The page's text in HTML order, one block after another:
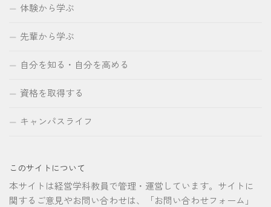
体験から学ぶ
先輩から学ぶ
自分を知る・自分を高める
資格を取得する
キャンパスライフ
このサイトについて
本サイトは経営学科教員で管理・運営しています。サイトに
関するご意見やお問い合わせは、「お問い合わせフォーム」